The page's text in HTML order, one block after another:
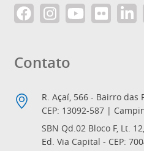
Contato
R. Açaí, 566 - Bairro das
CEP: 13092-587 |
SBN Qd.02 Bloco F, Lt.
Ed. Via Capital - CEP: